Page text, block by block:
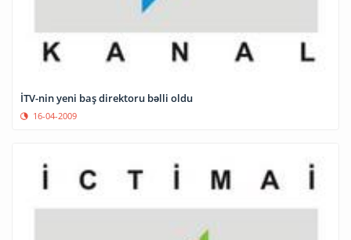
İTV-nin yeni baş direktoru bəlli oldu
16-04-2009